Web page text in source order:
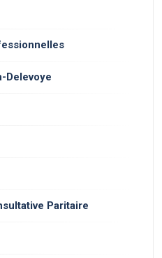
Delevoye
Paritaire